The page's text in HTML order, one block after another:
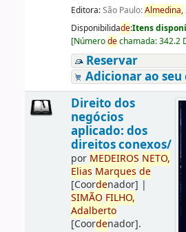
Editora:São Paulo:Almedina,
Disponibilidade:Itens
[Númerodechamada:342.2
Reservar
Adicionar ao
Direito dos
negócios
aplicado: dos
direitos conexos/
por MEDEIROS NETO,
Elias Marques de
[Coordenador] |
SIMÃO FILHO,
Adalberto
[Coordenador].